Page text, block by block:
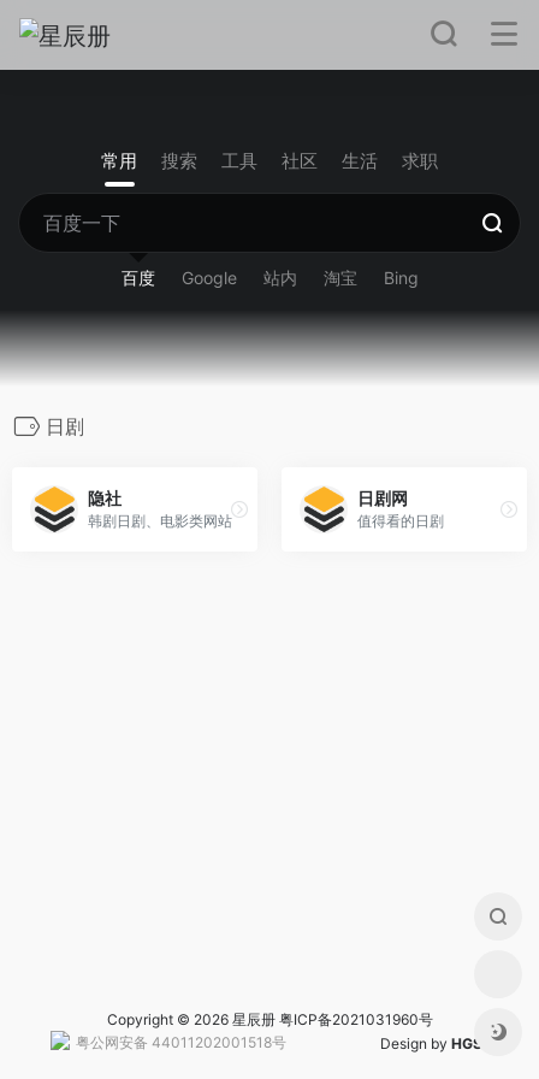
常用 搜索 工具 社区 生活 求职
百度 Google 站内 淘宝 Bing
日剧
隐社
韩剧日剧、电影类网站
日剧网
值得看的日剧
Copyright © 2026 星辰册 粤ICP备2021031960号
粤公网安备 44011202001518号Design by HGS